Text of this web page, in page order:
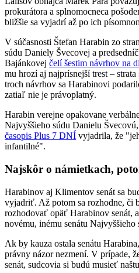
prokurátora a splnomocneca
bližšie sa vyjadrí až po ich
V súčasnosti Štefan Harabin zo
súdu Daniely Švecovej a
Bajánkovej čelí šestim návrhov na
mu hrozí aj najprísnejší trest –
troch návrhov sa Harabinovi
zatiaľ nie je právoplatný.
Harabin verejne opakovane
Najvyššieho súdu Danielu
časopis Plus 7 DNÍ vyjadrila, že
infantilné".
Najskôr o námietkach,
Harabinov aj Klimentov senát sa
vyjadriť. Až potom sa rozhodne, či
rozhodovať opäť Harabinov senát,
novému, inému senátu Najvyššieho
Ak by kauza ostala senátu
právny názor nezmení. V prípade,
senát, sudcovia si budú musieť